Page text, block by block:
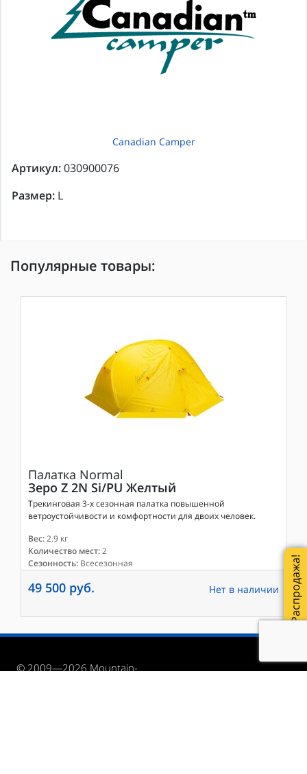
Canadian Camper
Артикул:030900076
Размер: L
Популярные товары:
Палатка Normal
Зеро Z 2N Si/PU Желтый
Трекинговая 3-х сезонная палатка повышенной
ветроустойчивости и комфортности для двоих человек.
Вес:2.9 кг
Количество мест:2
Сезонность: Всесезонная
49 500 руб. Нет в наличии
© 2009—2026 Mountain-
Распродажа!